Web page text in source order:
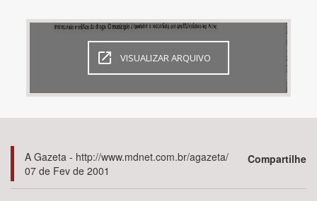
Área de Levantamento
VISUALIZAR ARQUIVO
A Gazeta - http://www.mdnet.com.br/agazeta/
07 de Fev de 2001
Compartilhe